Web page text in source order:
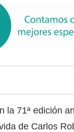
la 71ª edición
de Carlos